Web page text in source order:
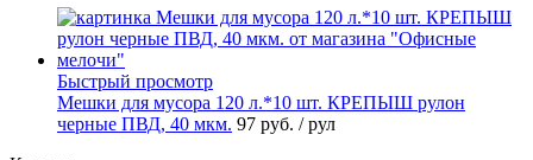
Быстрый просмотр
Мешки для мусора 120 л.*10 шт. КРЕПЫШ рулон
черные ПВД, 40 мкм. 97 руб. / рул